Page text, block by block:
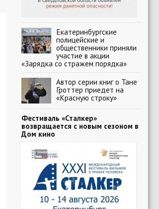
Екатеринбургские
полицейские и
общественники приняли
участие в акции
«Зарядка со стражем порядка»
Автор серии книг о Тане
Гроттер приедет на
«Красную строку»
Фестиваль «Сталкер»
возвращается с новым сезоном в
Дом кино